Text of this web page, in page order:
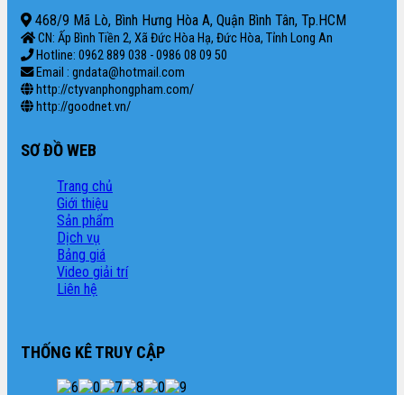
468/9 Mã Lò, Bình Hưng Hòa A, Quận Bình Tân, Tp.HCM
CN: Ấp Bình Tiền 2, Xã Đức Hòa Hạ, Đức Hòa, Tỉnh Long An
Hotline: 0962 889 038 - 0986 08 09 50
Email : gndata@hotmail.com
http://ctyvanphongpham.com/
http://goodnet.vn/
SƠ ĐỒ WEB
Trang chủ
Giới thiệu
Sản phẩm
Dịch vụ
Bảng giá
Video giải trí
Liên hệ
THỐNG KÊ TRUY CẬP